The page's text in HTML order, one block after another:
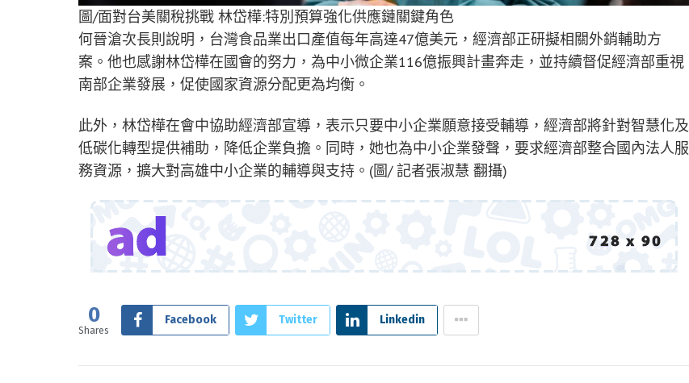
圖/面對台美關稅挑戰 林岱樺:特別預算強化供應鏈關鍵角色
何晉滄次長則說明，台灣食品業出口產值每年高達47億美元，經濟部正研擬相關外銷輔助方
案。他也感謝林岱樺在國會的努力，為中小微企業116億振興計畫奔走，並持續督促經濟部重視
南部企業發展，促使國家資源分配更為均衡。
此外，林岱樺在會中協助經濟部宣導，表示只要中小企業願意接受輔導，經濟部將針對智慧化及
低碳化轉型提供補助，降低企業負擔。同時，她也為中小企業發聲，要求經濟部整合國內法人服
務資源，擴大對高雄中小企業的輔導與支持。(圖/ 記者張淑慧 翻攝)
0
Shares
Facebook Twitter Linkedin